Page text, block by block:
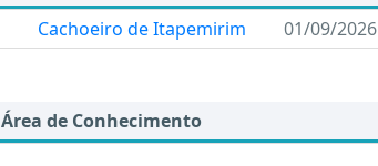
Cachoeiro de Itapemirim 01/09/2026
Área de Conhecimento